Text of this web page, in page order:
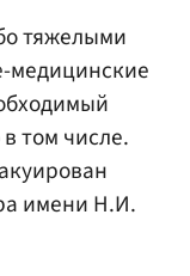
тяжелыми
медицинские
том числе.
имени Н.И.